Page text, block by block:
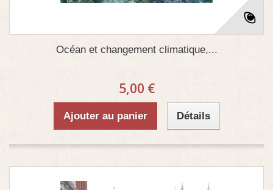
Océan et changement climatique,...
5,00 €
Ajouter au panier Détails